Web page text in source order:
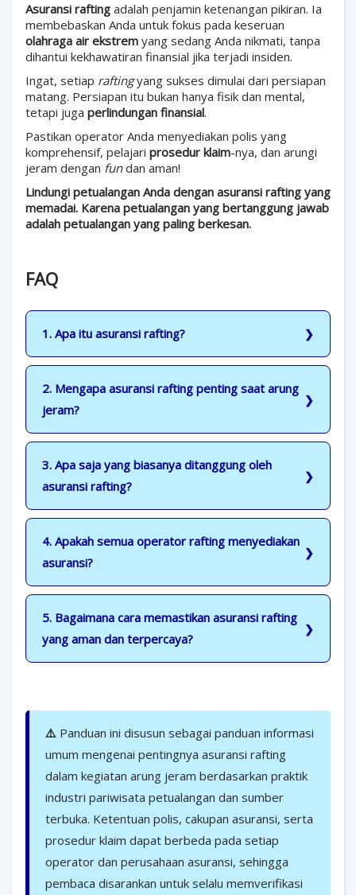
Asuransi rafting adalah penjamin ketenangan pikiran. Ia
membebaskan Anda untuk fokus pada keseruan
olahraga air ekstrem yang sedang Anda nikmati, tanpa
dihantui kekhawatiran finansial jika terjadi insiden.
Ingat, setiap raftingyang sukses dimulai dari persiapan
matang. Persiapan itu bukan hanya fisik dan mental,
tetapi juga perlindungan finansial.
Pastikan operator Anda menyediakan polis yang
komprehensif, pelajari prosedur klaim-nya, dan arungi
jeram dengan fundan aman!
Lindungi petualangan Anda dengan asuransi rafting yang
memadai. Karena petualangan yang bertanggung jawab
adalah petualangan yang paling berkesan.
FAQ
1. Apa itu asuransi rafting?
2. Mengapa asuransi rafting penting saat arung
jeram?
3. Apa saja yang biasanya ditanggung oleh
asuransi rafting?
4. Apakah semua operator rafting menyediakan
asuransi?
5. Bagaimana cara memastikan asuransi rafting
yang aman dan terpercaya?
⚠️ Panduan ini disusun sebagai panduan informasi
umum mengenai pentingnya asuransi rafting
dalam kegiatan arung jeram berdasarkan praktik
industri pariwisata petualangan dan sumber
terbuka. Ketentuan polis, cakupan asuransi, serta
prosedur klaim dapat berbeda pada setiap
operator dan perusahaan asuransi, sehingga
pembaca disarankan untuk selalu memverifikasi